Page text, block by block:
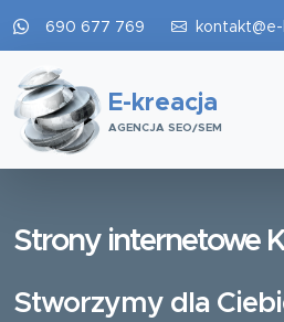
690 677 769 kontakt@e-
E-kreacja
AGENCJA SEO/SEM
Strony internetowe
Stworzymy dla